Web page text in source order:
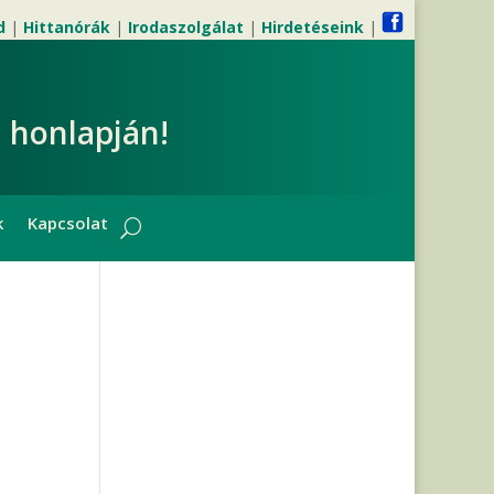
| Hittanórák| Irodaszolgálat | Hirdetéseink|
honlapján!
Kapcsolat